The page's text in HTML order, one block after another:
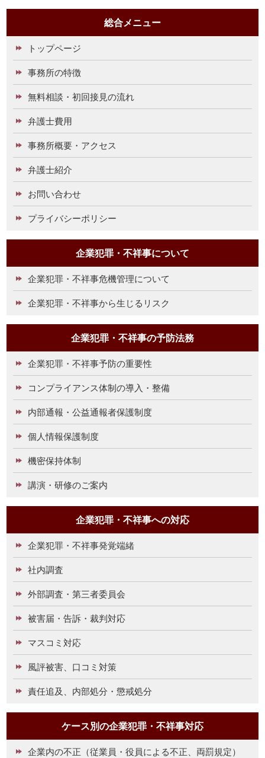
総合メニュー
トップページ
事務所の特徴
無料相談・初回接見の流れ
弁護士費用
事務所概要・アクセス
弁護士紹介
お問い合わせ
プライバシーポリシー
企業犯罪・不祥事について
企業犯罪・不祥事危機管理について
企業犯罪・不祥事から生じるリスク
企業犯罪・不祥事の予防法務
企業犯罪・不祥事予防の重要性
コンプライアンス体制の導入・整備
内部通報・公益通報者保護制度
個人情報保護制度
機密保持体制
講演・研修のご案内
企業犯罪・不祥事への対応
企業犯罪・不祥事発覚端緒
社内調査
外部調査・第三者委員会
被害届・告訴・裁判対応
マスコミ対応
風評被害、口コミ対策
責任追及、内部処分・懲戒処分
ケース別の企業犯罪・不祥事対応
企業内の不正（従業員・役員による不正、両罰規定）